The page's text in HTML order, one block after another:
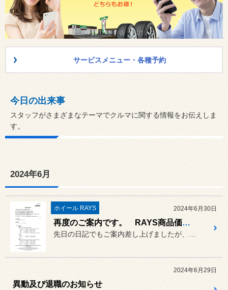
サービスメニュー・各種予約
今日の出来事
スタッフがさまざまなテーマでクルマに関する情報をお伝えしま
す。
2024年6月
ホイール RAYS 2024年6月30日
再度のご案内です。 RAYS商品価格改定 8/1～
2024年6月29日
異動及び退職のお知らせ